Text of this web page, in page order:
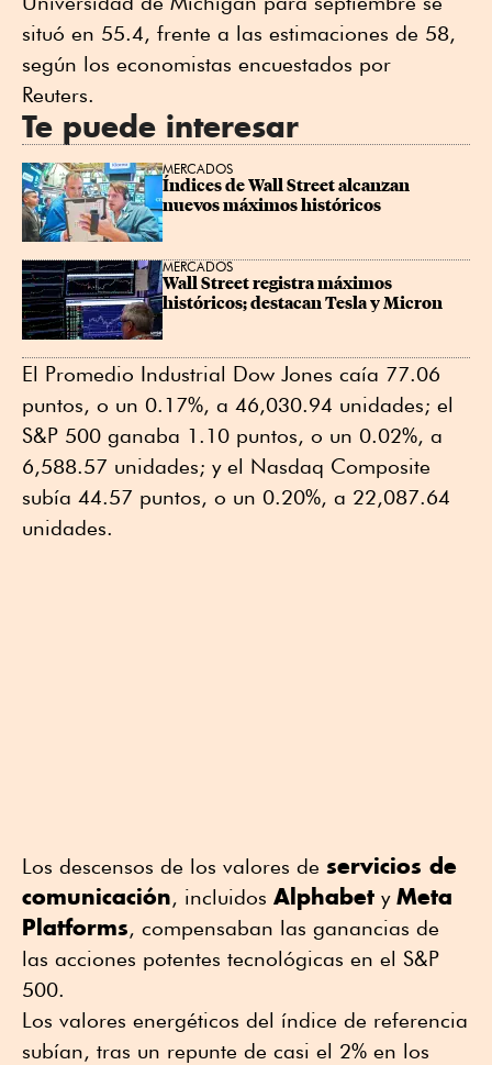
situó en 55.4, frente a las estimaciones de 58,
según los economistas encuestados por
Reuters.
Te puede interesar
MERCADOS
Índices de Wall Street alcanzan
nuevos máximos históricos
MERCADOS
Wall Street registra máximos
históricos; destacan Tesla y Micron
El Promedio Industrial Dow Jones caía 77.06
puntos, o un 0.17%, a 46,030.94 unidades; el
S&P 500 ganaba 1.10 puntos, o un 0.02%, a
6,588.57 unidades; y el Nasdaq Composite
subía 44.57 puntos, o un 0.20%, a 22,087.64
unidades.
Los descensos de los valores de servicios de
comunicación, incluidos Alphabet y Meta
Platforms, compensaban las ganancias de
las acciones potentes tecnológicas en el S&P
500.
Los valores energéticos del índice de referencia
subían, tras un repunte de casi el 2% en los